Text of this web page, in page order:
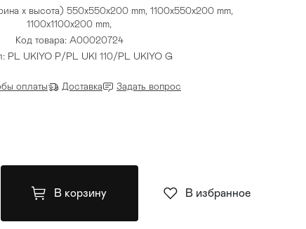
х высота) 550х550х200 mm, 1100х550х200 mm,
1100х1100х200 mm,
Код товара: A00020724
PL UKIYO P/PL UKI 110/PL UKIYO G
оплаты Доставка Задать вопрос
В корзину В избранное